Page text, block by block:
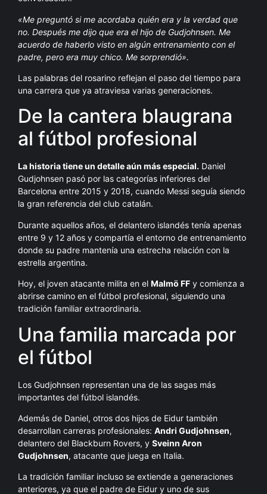
«Me preguntó si me acordaba quién era y la verdad que
no. Después me dijo que era el hijo de Gudjohnsen. Me
acuerdo de haberlo visto en algún entrenamiento con el
padre, pero era muy chico. Me sorprendió».
Las palabras del rosarino reflejan el paso del tiempo para
una carrera que ya atraviesa varias generaciones.
De la cantera blaugrana
al fútbol profesional
La historia tiene un detalle aún más especial. Daniel
Gudjohnsen pasó por las categorías inferiores del
Barcelona entre 2015 y 2018, cuando Messi seguía siendo
la gran referencia del club catalán.
Durante aquellos años, el delantero islandés tenía apenas
entre 9 y 12 años y compartía el entorno de entrenamiento
donde su padre mantenía una estrecha relación con la
estrella argentina.
Hoy, el joven atacante milita en el Malmö FF y comienza a
abrirse camino en el fútbol profesional, siguiendo una
tradición familiar extraordinaria.
Una familia marcada por
el fútbol
Los Gudjohnsen representan una de las sagas más
importantes del fútbol islandés.
Además de Daniel, otros dos hijos de Eidur también
desarrollan carreras profesionales: Andri Gudjohnsen,
delantero del Blackburn Rovers, y Sveinn Aron
Gudjohnsen, atacante que juega en Italia.
La tradición familiar incluso se extiende a generaciones
anteriores, ya que el padre de Eidur y uno de sus